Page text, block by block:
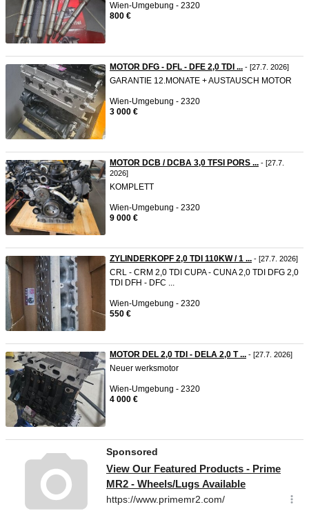
Wien-Umgebung - 2320
800 €
MOTOR DFG - DFL - DFE 2,0 TDI ... - [27.7. 2026]
GARANTIE 12.MONATE + AUSTAUSCH MOTOR
Wien-Umgebung - 2320
3 000 €
MOTOR DCB / DCBA 3,0 TFSI PORS ... - [27.7.
2026]
KOMPLETT
Wien-Umgebung - 2320
9 000 €
ZYLINDERKOPF 2,0 TDI 110KW / 1 ... - [27.7. 2026]
CRL - CRM 2,0 TDI CUPA - CUNA 2,0 TDI DFG 2,0
TDI DFH - DFC ...
Wien-Umgebung - 2320
550 €
MOTOR DEL 2,0 TDI - DELA 2,0 T ... - [27.7. 2026]
Neuer werksmotor
Wien-Umgebung - 2320
4 000 €